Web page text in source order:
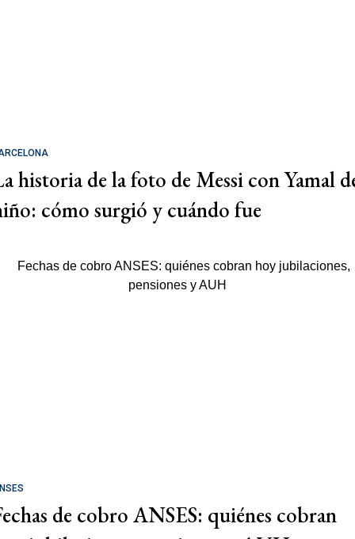
historia de la foto de Messi con Yamal
cómo surgió y cuándo fue
de cobro ANSES: quiénes cobran